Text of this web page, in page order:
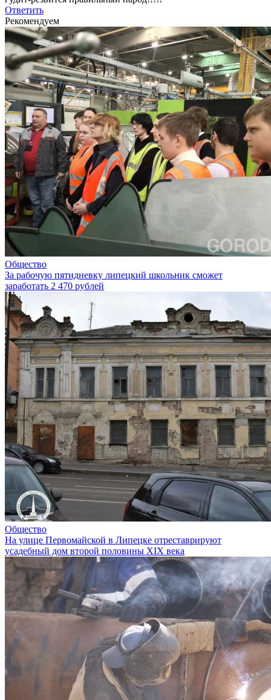
Ответить
Рекомендуем
Общество
За рабочую пятидневку липецкий школьник сможет
заработать 2 470 рублей
Общество
На улице Первомайской в Липецке отреставрируют
усадебный дом второй половины XIX века